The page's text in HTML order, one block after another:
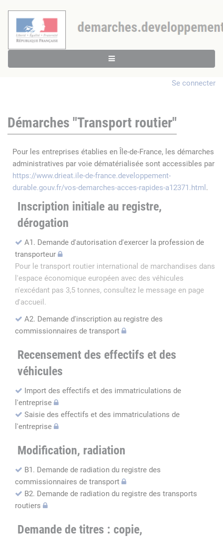
Se connecter
Démarches "Transport routier"
Pour les entreprises établies en Île-de-France, les démarches
administratives par voie dématérialisée sont accessibles par
https://www.drieat.ile-de-france.developpement-
durable.gouv.fr/vos-demarches-acces-rapides-a12371.html .
Inscription initiale au registre,
dérogation
A1. Demande d'autorisation d'exercer la profession de
transporteur
Pour le transport routier international de marchandises dans
l'espace économique européen avec des véhicules
n'excédant pas 3,5 tonnes, consultez le message en page
d'accueil.
A2. Demande d'inscription au registre des
commissionnaires de transport
Recensement des effectifs et des
véhicules
Import des effectifs et des immatriculations de
l'entreprise
Saisie des effectifs et des immatriculations de
l'entreprise
Modification, radiation
B1. Demande de radiation du registre des
commissionnaires de transport
B2. Demande de radiation du registre des transports
routiers
Demande de titres : copie,